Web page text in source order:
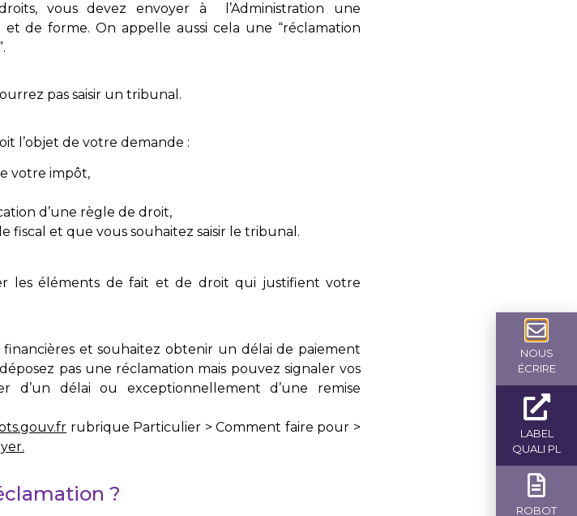
vous devez envoyer à l’Administration une
de forme. On appelle aussi cela une “réclamation
pas saisir un tribunal.
l’objet de votre demande :
votre impôt,
d’une règle de droit,
fiscal et que vous souhaitez saisir le tribunal.
les éléments de fait et de droit qui justifient votre
et souhaitez obtenir un délai de paiement
pas une réclamation mais pouvez signaler vos
d’un délai ou exceptionnellement d’une remise
rubrique Particulier > Comment faire pour >
?
NOUS
ÉCRIRE
LABEL
QUALI PL
ROBOT